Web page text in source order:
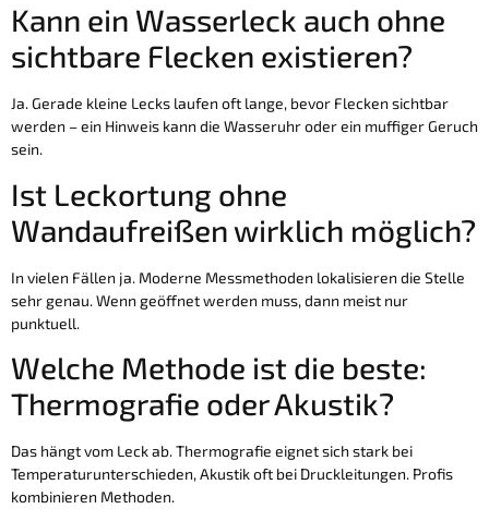
Kann ein Wasserleck auch ohne
sichtbare Flecken existieren?
Ja. Gerade kleine Lecks laufen oft lange, bevor Flecken sichtbar
werden – ein Hinweis kann die Wasseruhr oder ein muffiger Geruch
sein.
Ist Leckortung ohne
Wandaufreißen wirklich möglich?
In vielen Fällen ja. Moderne Messmethoden lokalisieren die Stelle
sehr genau. Wenn geöffnet werden muss, dann meist nur
punktuell.
Welche Methode ist die beste:
Thermografie oder Akustik?
Das hängt vom Leck ab. Thermografie eignet sich stark bei
Temperaturunterschieden, Akustik oft bei Druckleitungen. Profis
kombinieren Methoden.